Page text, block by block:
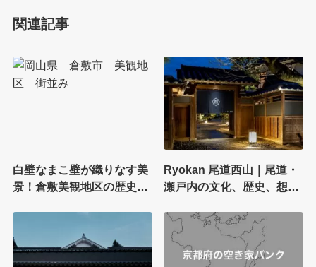
関連記事
白壁なまこ壁が織りなす美
景！倉敷美観地区の歴史あ
Ryokan 尾道西山｜尾道・
瀬戸内の文化、歴史、想い
力を新たな価値を今に感じ
る宿